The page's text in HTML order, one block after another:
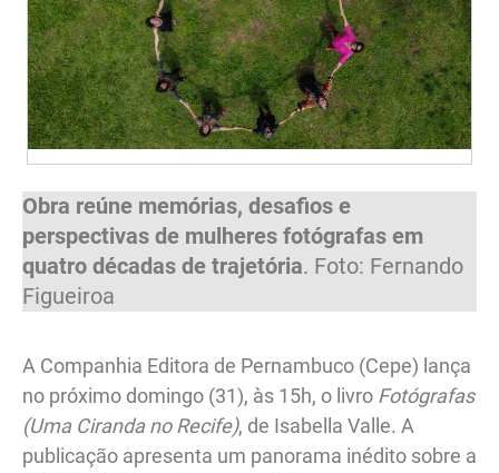
Obra reúne memórias, desafios e
perspectivas de mulheres fotógrafas em
quatro décadas de trajetória. Foto: Fernando
Figueiroa
A Companhia Editora de Pernambuco (Cepe) lança
no próximo domingo (31), às 15h, o livro Fotógrafas
(Uma Ciranda no Recife), de Isabella Valle. A
publicação apresenta um panorama inédito sobre a